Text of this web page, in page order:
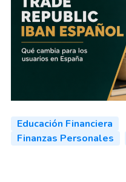
Educación Financiera
Finanzas Personales